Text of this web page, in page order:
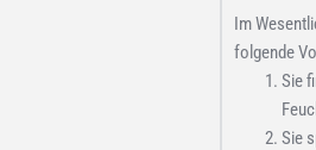
Im
folgende
Sie
Sie